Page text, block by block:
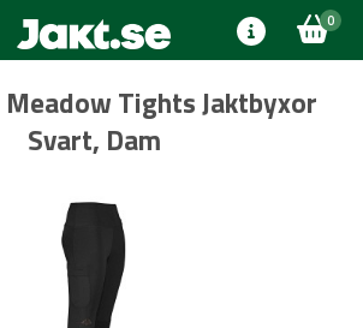
0
Tights Jaktbyxor
Svart, Dam